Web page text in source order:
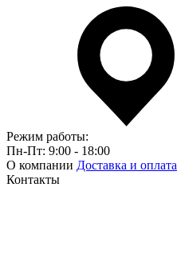
Режим работы:
Пн-Пт: 9:00 - 18:00
О компании Доставка и оплата
Контакты